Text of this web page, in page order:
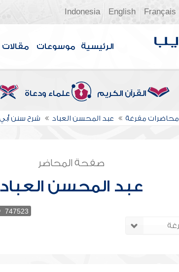
Français
English
Indonesia
الرئيسية موسوعات مقالات
القرآن الكريم علماء ودعاة
محاضرات مفرغة عبد المحسن العباد شرح سنن
صفحة المحاضر
عبد المحسن العباد
747523